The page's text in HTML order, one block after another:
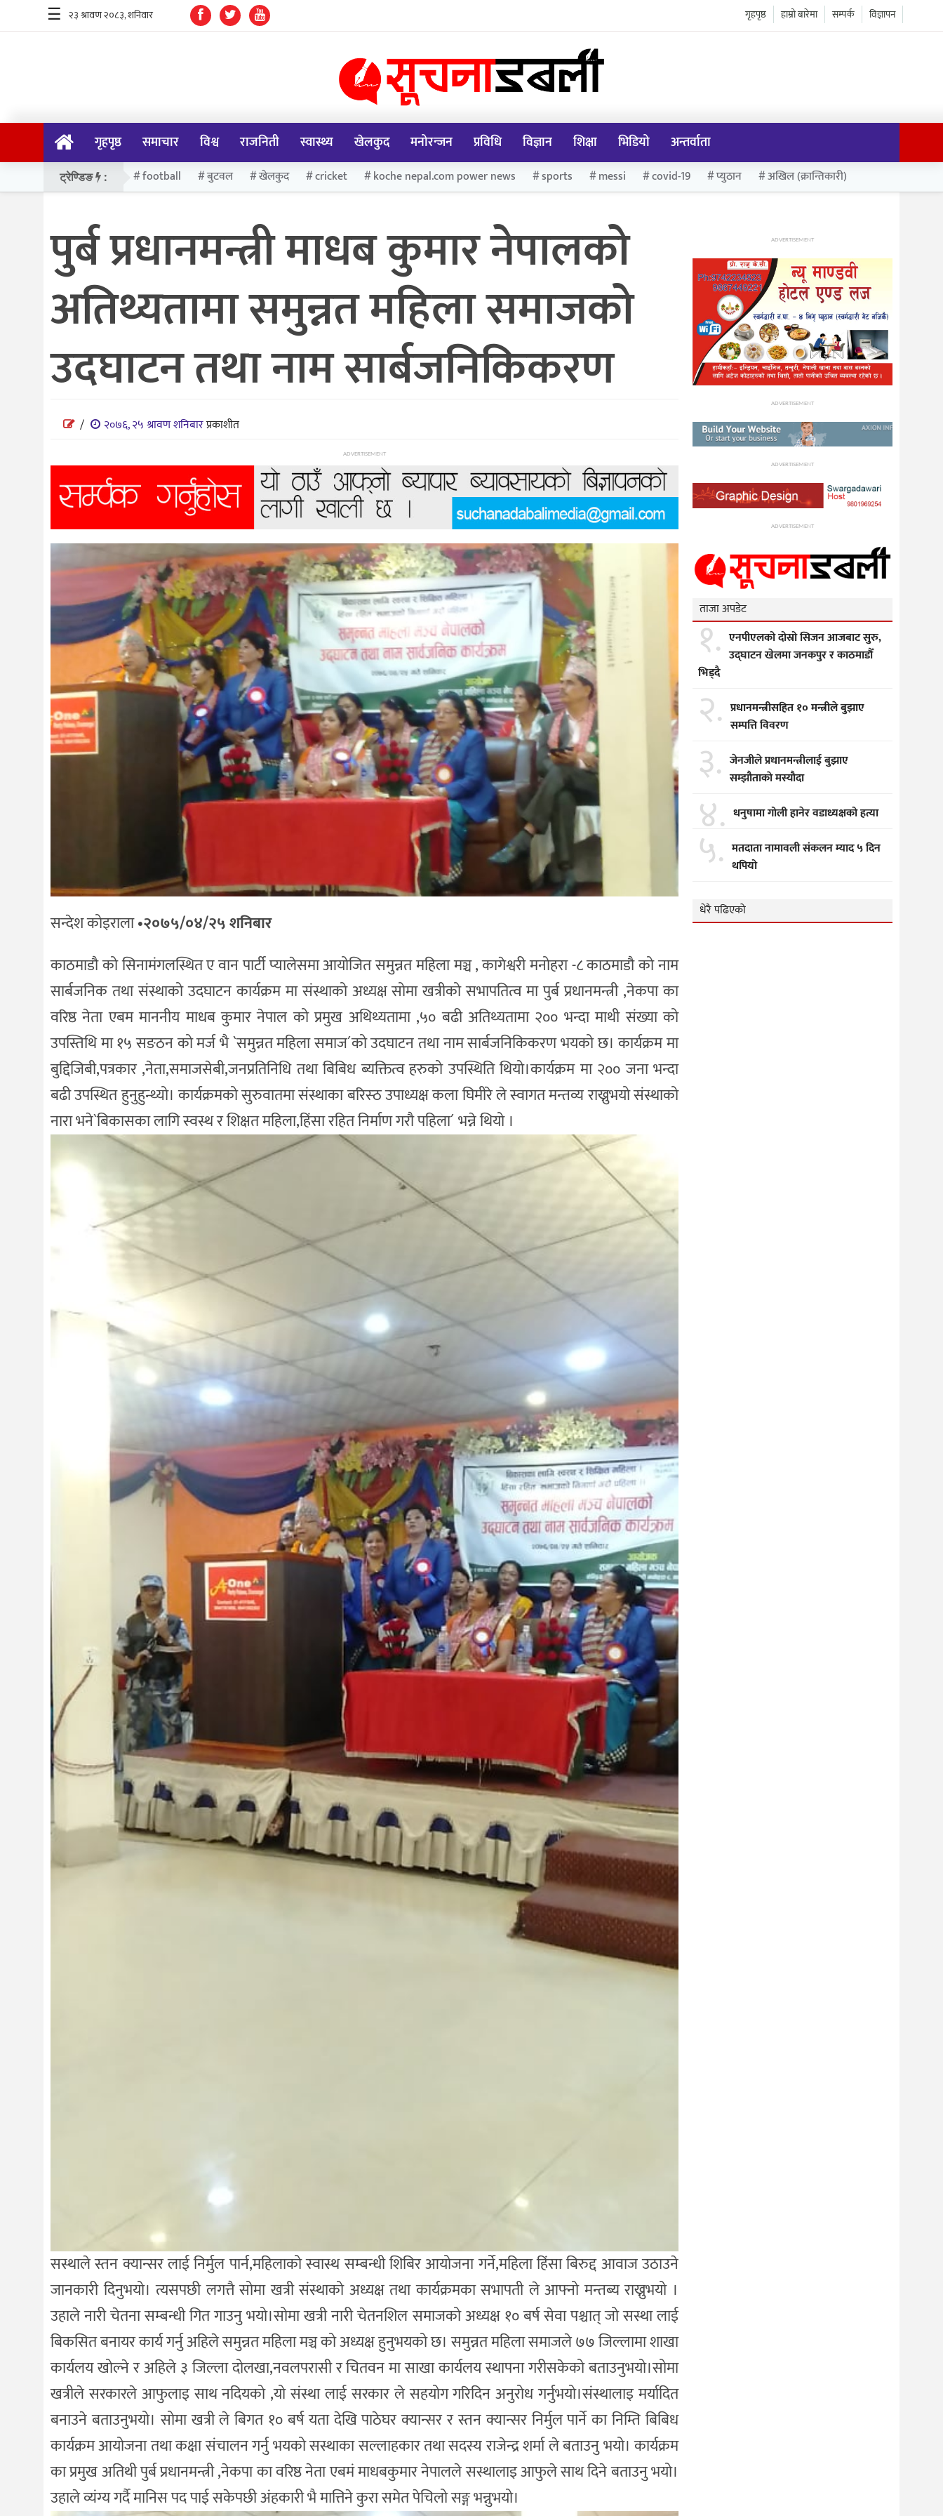
समाचार
राजनिती
खेलकुद
मनोरन्जन
प्रविधि
विज्ञान
भिडियो
☰ विज्ञापन
सम्पर्क
हाम्रो बारेमा
गृहपृष्ठ
गृहपृष्ठ समाचार विश्व राजनिती स्वास्थ्य खेलकुद मनोरन्जन प्रविधि विज्ञान शिक्षा भिडियो अन्तर्वाता
ट्रेण्डिङ : football बुटवल खेलकुद cricket koche nepal.com power news sports messi covid-19 प्युठान अखिल (क्रान्तिकारी)
पुर्ब प्रधानमन्त्री माधब कुमार नेपालको
अतिथ्यतामा समुन्नत महिला समाजको
उदघाटन तथा नाम सार्बजनिकिकरण
/ २०७६, २५ श्रावण शनिबारप्रकाशीत
ADVERTISEMENT
सन्देश कोइराला•२०७५/०४/२५ शनिबार
काठमाडौ को सिनामंगलस्थित ए वान पार्टी प्यालेसमा आयोजित समुन्नत महिला मञ्च , कागेश्वरी मनोहरा -८ काठमाडौ को नाम
सार्बजनिक तथा संस्थाको उदघाटन कार्यक्रम मा संस्थाको अध्यक्ष सोमा खत्रीको सभापतित्व मा पुर्ब प्रधानमन्त्री ,नेकपा का
वरिष्ठ नेता एबम माननीय माधब कुमार नेपाल को प्रमुख अथिथ्यतामा ,५० बढी अतिथ्यतामा २०० भन्दा माथी संख्या को
उपस्तिथि मा १५ सङठन को मर्ज भै `समुन्नत महिला समाज´को उदघाटन तथा नाम सार्बजनिकिकरण भयको छ। कार्यक्रम मा
बुद्दिजिबी,पत्रकार ,नेता,समाजसेबी,जनप्रतिनिधि तथा बिबिध ब्यक्तित्व हरुको उपस्थिति थियो।कार्यक्रम मा २०० जना भन्दा
बढी उपस्थित हुनुहुन्थ्यो। कार्यक्रमको सुरुवातमा संस्थाका बरिस्ठ उपाध्यक्ष कला घिमीरे ले स्वागत मन्तव्य राख्नुभयो संस्थाको
नारा भने`बिकासका लागि स्वस्थ र शिक्षत महिला,हिंसा रहित निर्माण गरौ पहिला´ भन्ने थियो ।
सस्थाले स्तन क्यान्सर लाई निर्मुल पार्न,महिलाको स्वास्थ सम्बन्धी शिबिर आयोजना गर्ने,महिला हिंसा बिरुद्द आवाज उठाउने
जानकारी दिनुभयो। त्यसपछी लगत्तै सोमा खत्री संस्थाको अध्यक्ष तथा कार्यक्रमका सभापती ले आफ्नो मन्तब्य राख्नुभयो ।
उहाले नारी चेतना सम्बन्धी गित गाउनु भयो।सोमा खत्री नारी चेतनशिल समाजको अध्यक्ष १० बर्ष सेवा पश्चात् जो सस्था लाई
बिकसित बनायर कार्य गर्नु अहिले समुन्नत महिला मञ्च को अध्यक्ष हुनुभयको छ। समुन्नत महिला समाजले ७७ जिल्लामा शाखा
कार्यलय खोल्ने र अहिले ३ जिल्ला दोलखा,नवलपरासी र चितवन मा साखा कार्यलय स्थापना गरीसकेको बताउनुभयो।सोमा
खत्रीले सरकारले आफुलाइ साथ नदियको ,यो संस्था लाई सरकार ले सहयोग गरिदिन अनुरोध गर्नुभयो।संस्थालाइ मर्यादित
बनाउने बताउनुभयो। सोमा खत्री ले बिगत १० बर्ष यता देखि पाठेघर क्यान्सर र स्तन क्यान्सर निर्मुल पार्ने का निम्ति बिबिध
कार्यक्रम आयोजना तथा कक्षा संचालन गर्नु भयको सस्थाका सल्लाहकार तथा सदस्य राजेन्द्र शर्मा ले बताउनु भयो। कार्यक्रम
का प्रमुख अतिथी पुर्ब प्रधानमन्त्री ,नेकपा का वरिष्ठ नेता एबमं माधबकुमार नेपालले सस्थालाइ आफुले साथ दिने बताउनु भयो।
उहाले व्यंग्य गर्दै मानिस पद पाई सकेपछी अंहकारी भै मात्तिने कुरा समेत पेचिलो सङ्ग भन्नुभयो।
ADVERTISEMENT
ADVERTISEMENT
ADVERTISEMENT
ADVERTISEMENT
ताजा अपडेट
१. एनपीएलको दोस्रो सिजन आजबाट सुरु,
उद्घाटन खेलमा जनकपुर र काठमाडौँ
भिड्दै
२. प्रधानमन्त्रीसहित १० मन्त्रीले बुझाए
सम्पत्ति विवरण
३. जेनजीले प्रधानमन्त्रीलाई बुझाए
सम्झाैताकाे मस्याैदा
४. धनुषामा गोली हानेर वडाध्यक्षको हत्या
५. मतदाता नामावली संकलन म्याद ५ दिन
थपियो
धेरै पढिएको